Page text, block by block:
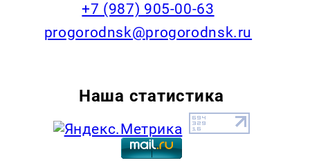
+7 (987) 905-00-63
progorodnsk@progorodnsk.ru
Наша статистика